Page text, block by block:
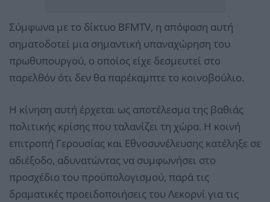
Σύμφωνα με το δίκτυο BFMTV, η απόφαση αυτή
σηματοδοτεί μια σημαντική υπαναχώρηση του
πρωθυπουργού, ο οποίος είχε δεσμευτεί στο
παρελθόν ότι δεν θα παρέκαμπτε το κοινοβούλιο.
Η κίνηση αυτή έρχεται ως αποτέλεσμα της βαθιάς
πολιτικής κρίσης που ταλανίζει τη χώρα. Η κοινή
επιτροπή Γερουσίας και Εθνοσυνέλευσης κατέληξε σε
αδιέξοδο, αδυνατώντας να συμφωνήσει στο
προσχέδιο του προϋπολογισμού, παρά τις
δραματικές προειδοποιήσεις του Λεκορνί για τις